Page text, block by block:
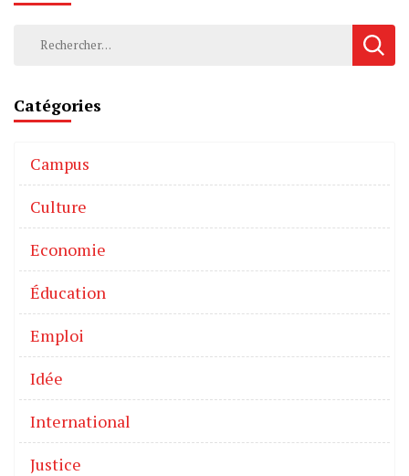
Catégories
Campus
Culture
Economie
Éducation
Emploi
Idée
International
Justice